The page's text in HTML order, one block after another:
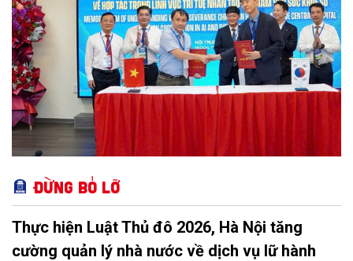
Đừng bỏ lỡ
Thực hiện Luật Thủ đô 2026, Hà Nội tăng
cường quản lý nhà nước về dịch vụ lữ hành